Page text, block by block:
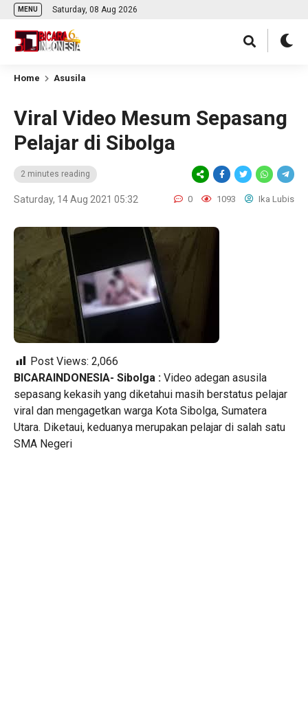
MENU Saturday, 08 Aug 2026
Home Asusila
Viral Video Mesum Sepasang
Pelajar di Sibolga
2 minutes reading
Saturday, 14 Aug 2021 05:32 0 1093 Ika Lubis
Post Views: 2,066
BICARAINDONESIA- Sibolga : Video adegan asusila
sepasang kekasih yang diketahui masih berstatus pelajar
viral dan mengagetkan warga Kota Sibolga, Sumatera
Utara. Diketaui, keduanya merupakan pelajar di salah satu
SMA Negeri